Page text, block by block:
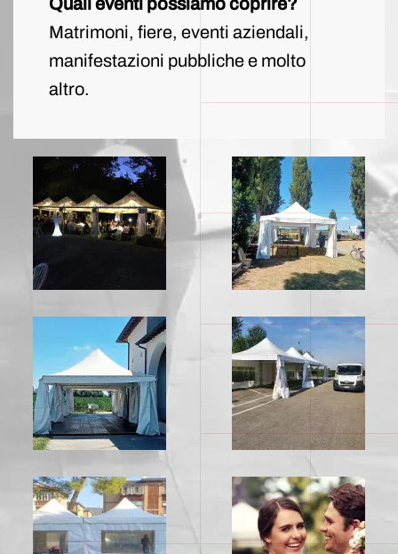
Matrimoni, fiere, eventi aziendali,
manifestazioni pubbliche e molto
altro.